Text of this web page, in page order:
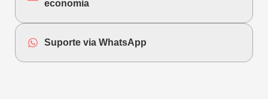
economia
Suporte via WhatsApp